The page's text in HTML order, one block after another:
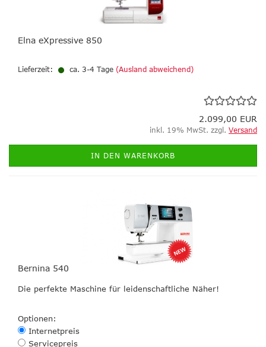
Elna eXpressive 850
Lieferzeit: ca. 3-4 Tage (Ausland abweichend)
2.099,00 EUR
inkl. 19% MwSt. zzgl. Versand
IN DEN WARENKORB
Bernina 540
Die perfekte Maschine für leidenschaftliche Näher!
Optionen:
Internetpreis
Servicepreis